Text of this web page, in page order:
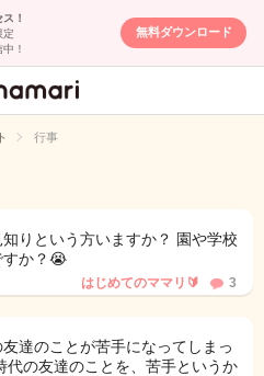
！
定
！
無料ダウンロード
用匿名QA
行事
りという方いますか？ 園や学校
すか？😭
はじめてのママリ🔰 3
達のことが苦手になってしまっ
代の友達のことを、苦手というか